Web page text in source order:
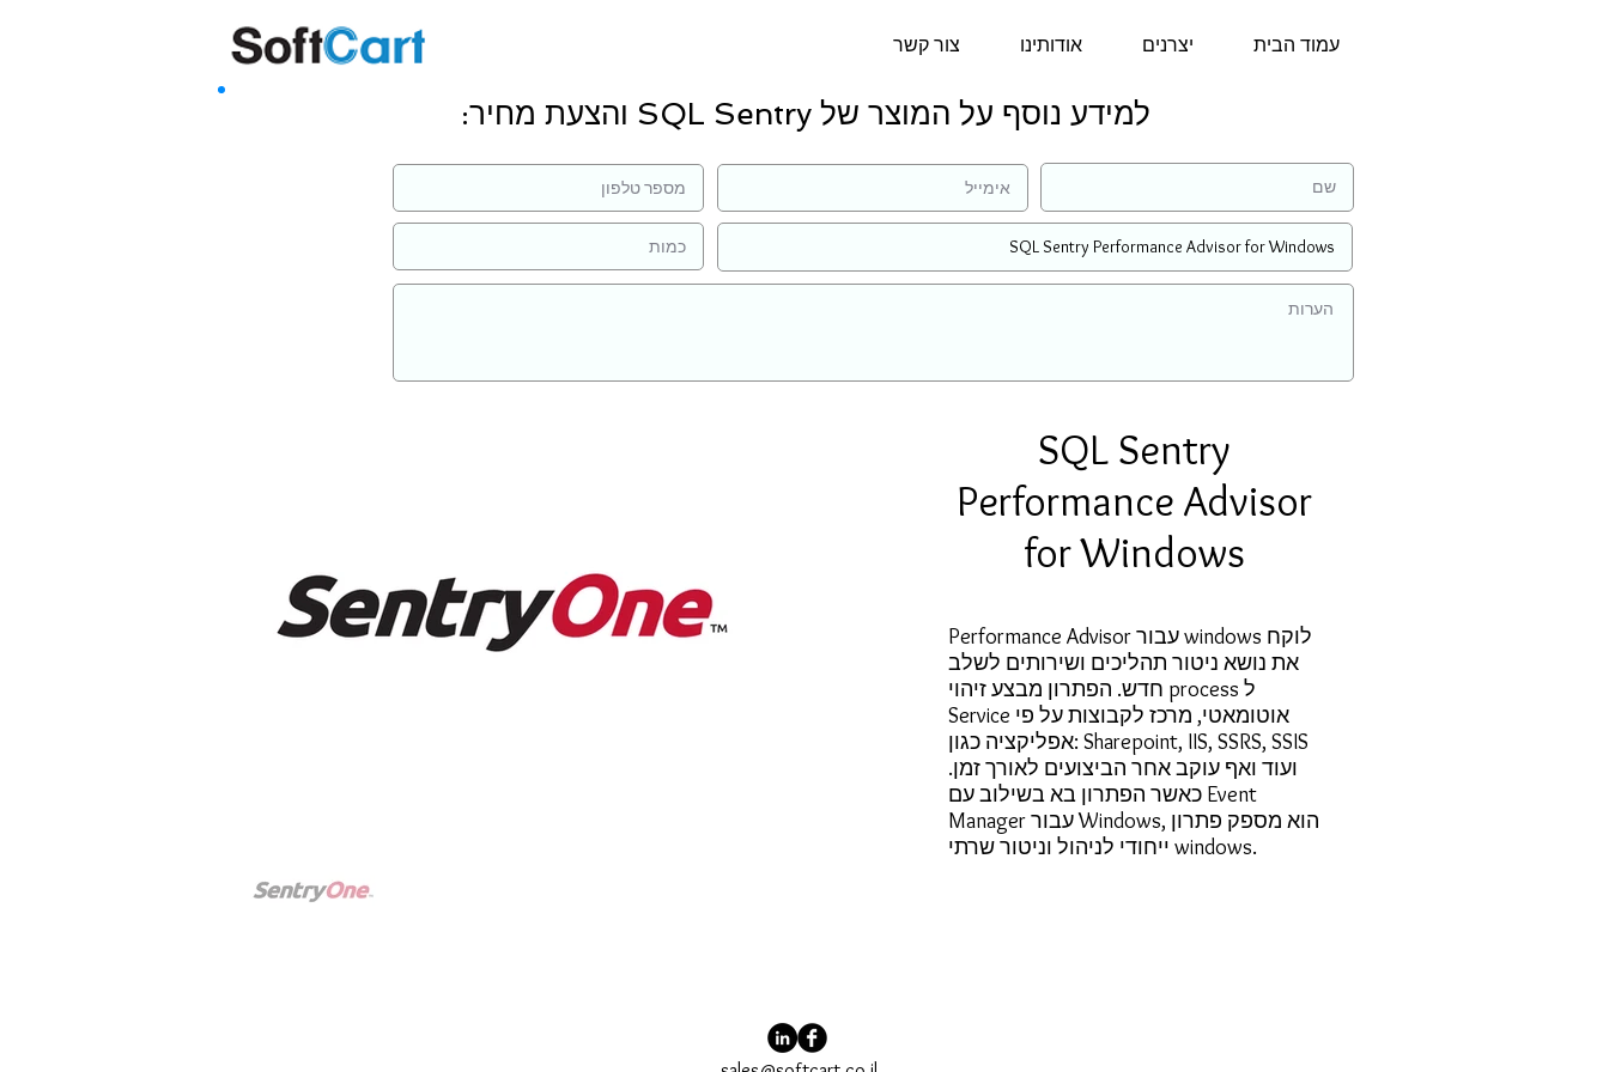
עמוד הבית יצרנים אודותינו צור קשר
למידע נוסף על המוצר של SQL Sentry והצעת מחיר:
SQL Sentry
Performance Advisor
for Windows
Performance Advisor עבור windows לוקח
את נושא ניטור תהליכים ושירותים לשלב
חדש. הפתרון מבצע זיהוי process ל
Service אוטומאטי, מרכז לקבוצות על פי
אפליקציה כגון: Sharepoint, IIS, SSRS, SSIS
ועוד ואף עוקב אחר הביצועים לאורך זמן.
כאשר הפתרון בא בשילוב עם Event
Manager עבור Windows, הוא מספק פתרון
ייחודי לניהול וניטור שרתי windows.